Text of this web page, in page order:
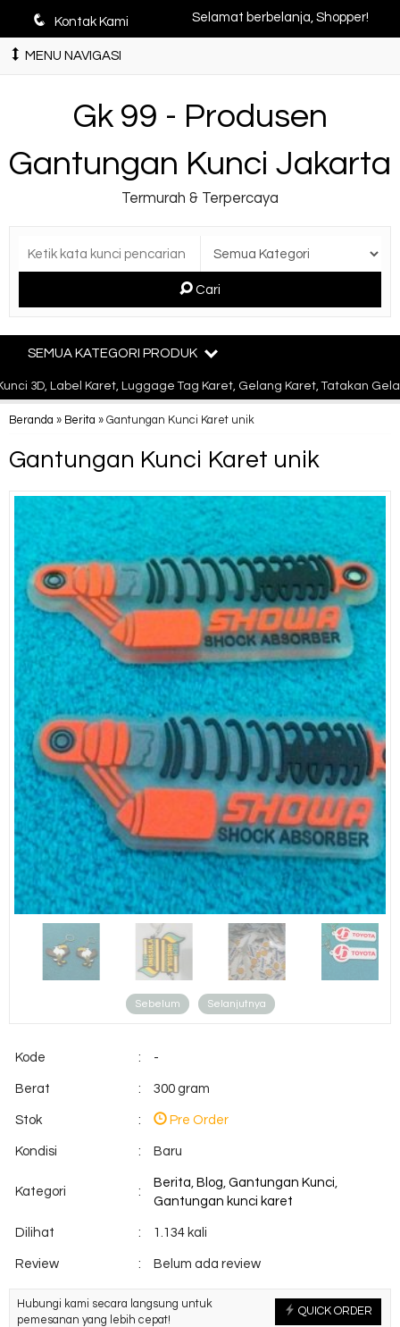
q Kontak Kami Selamat berbelanja, Shopper!
MENU NAVIGASI
Gk 99 - Produsen
Gantungan Kunci Jakarta
Termurah & Terpercaya
Cari
SEMUA KATEGORI PRODUK
Label Karet, Luggage Tag Karet, Gelang Karet, Tatakan Gelas
Beranda » Berita » Gantungan Kunci Karet unik
Gantungan Kunci Karet unik
Sebelum Selanjutnya
Kode : -
Berat : 300 gram
Stok : Pre Order
Kondisi : Baru
Kategori :
Berita, Blog, Gantungan Kunci,
Gantungan kunci karet
Dilihat : 1.134 kali
Review : Belum ada review
QUICK ORDER
Hubungi kami secara langsung untuk
pemesanan yang lebih cepat!